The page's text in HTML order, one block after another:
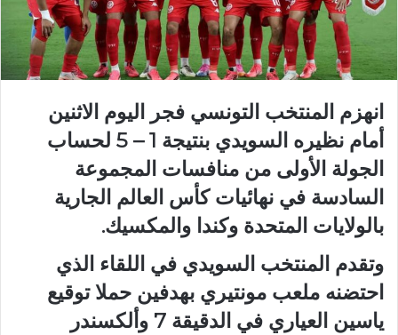
انهزم المنتخب التونسي فجر اليوم الاثنين
أمام نظيره السويدي بنتيجة 1 – 5 لحساب
الجولة الأولى من منافسات المجموعة
السادسة في نهائيات كأس العالم الجارية
بالولايات المتحدة وكندا والمكسيك.
وتقدم المنتخب السويدي في اللقاء الذي
احتضنه ملعب مونتيري بهدفين حملا توقيع
ياسين العياري في الدقيقة 7 وألكسندر